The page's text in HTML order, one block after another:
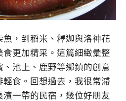
魚，到稻米、釋迦與洛神花
更加精采。這篇細緻彙整
池上、鹿野等鄉鎮的創意
食。回想過去，我很常滯
一帶的民宿，幾位好朋友